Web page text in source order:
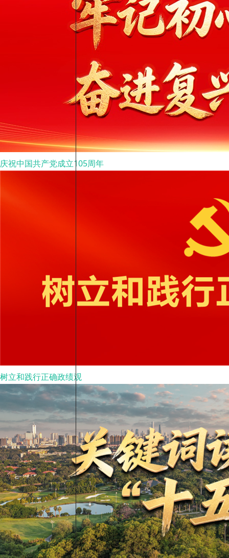
庆祝中国共产党成立105周年
树立和践行正确政绩观